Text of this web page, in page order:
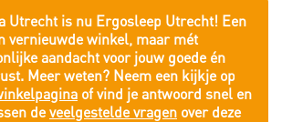
Utrecht is nu Ergosleep Utrecht! Een
vernieuwde winkel, maar mét
aandacht voor jouw goede én
Meer weten? Neem een kijkje op
of vind je antwoord snel en
deveelgestelde vragen over deze